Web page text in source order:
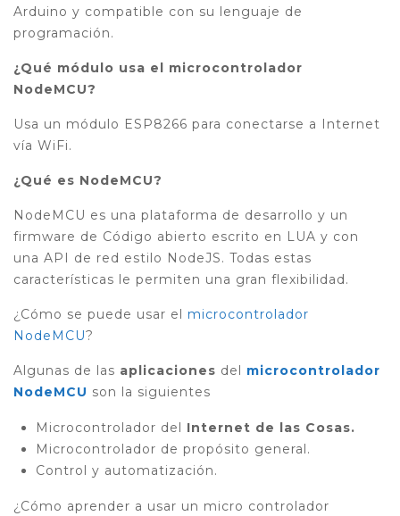
Arduino y compatible con su lenguaje de
programación.
¿Qué módulo usa el microcontrolador
NodeMCU?
Usa un módulo ESP8266 para conectarse a Internet
vía WiFi.
¿Qué es NodeMCU?
NodeMCU es una plataforma de desarrollo y un
firmware de Código abierto escrito en LUA y con
una API de red estilo NodeJS. Todas estas
características le permiten una gran flexibilidad.
¿Cómo se puede usar el microcontrolador
NodeMCU?
Algunas de las aplicaciones del microcontrolador
NodeMCU son la siguientes
Microcontrolador del Internet de las Cosas.
Microcontrolador de propósito general.
Control y automatización.
¿Cómo aprender a usar un micro controlador